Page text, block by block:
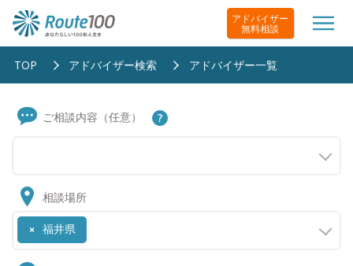
アドバイザー
無料相談
TOP アドバイザー検索 アドバイザー一覧
ご相談内容（任意）
相談場所
× 福井県